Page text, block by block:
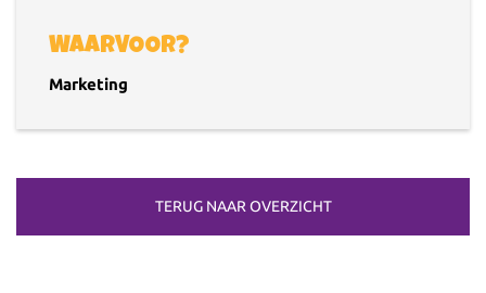
WAARVOOR?
Marketing
TERUG NAAR OVERZICHT